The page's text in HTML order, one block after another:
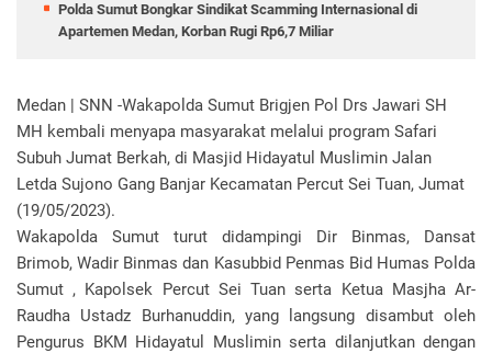
Polda Sumut Bongkar Sindikat Scamming Internasional di
Apartemen Medan, Korban Rugi Rp6,7 Miliar
Medan | SNN -Wakapolda Sumut Brigjen Pol Drs Jawari SH
MH kembali menyapa masyarakat melalui program Safari
Subuh Jumat Berkah, di Masjid Hidayatul Muslimin Jalan
Letda Sujono Gang Banjar Kecamatan Percut Sei Tuan, Jumat
(19/05/2023).
Wakapolda Sumut turut didampingi Dir Binmas, Dansat
Brimob, Wadir Binmas dan Kasubbid Penmas Bid Humas Polda
Sumut , Kapolsek Percut Sei Tuan serta Ketua Masjha Ar-
Raudha Ustadz Burhanuddin, yang langsung disambut oleh
Pengurus BKM Hidayatul Muslimin serta dilanjutkan dengan